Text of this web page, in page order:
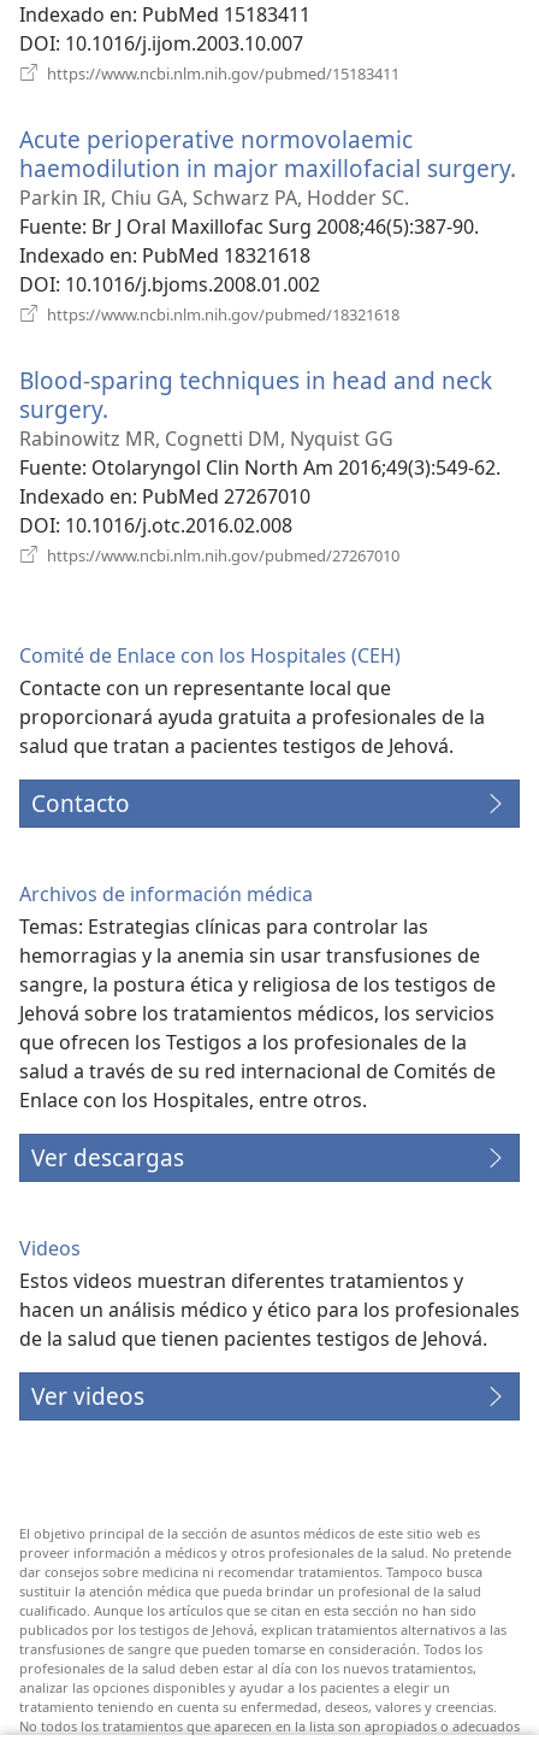
Indexado en‎: PubMed 15183411
DOI‎: 10.1016/j.ijom.2003.10.007
https://www.ncbi.nlm.nih.gov/pubmed/15183411
ventana)
Acute perioperative normovolaemic
haemodilution in major maxillofacial surgery.
Parkin IR, Chiu GA, Schwarz PA, Hodder SC.
Fuente‎: Br J Oral Maxillofac Surg 2008;46(5):387-90.
Indexado en‎: PubMed 18321618
DOI‎: 10.1016/j.bjoms.2008.01.002
https://www.ncbi.nlm.nih.gov/pubmed/18321618
ventana)
Blood-sparing techniques in head and neck
surgery.
una
nueva
ventana)
Rabinowitz MR, Cognetti DM, Nyquist GG
Fuente‎: Otolaryngol Clin North Am 2016;49(3):549-62.
Indexado en‎: PubMed 27267010
DOI‎: 10.1016/j.otc.2016.02.008
https://www.ncbi.nlm.nih.gov/pubmed/27267010
Comité de Enlace con los Hospitales (CEH)
Contacte con un representante local que
proporcionará ayuda gratuita a profesionales de la
salud que tratan a pacientes testigos de Jehová.
Contacto
Archivos de información médica
Temas: Estrategias clínicas para controlar las
hemorragias y la anemia sin usar transfusiones de
sangre, la postura ética y religiosa de los testigos de
Jehová sobre los tratamientos médicos, los servicios
que ofrecen los Testigos a los profesionales de la
salud a través de su red internacional de Comités de
Enlace con los Hospitales, entre otros.
Ver descargas
Videos
Estos videos muestran diferentes tratamientos y
hacen un análisis médico y ético para los profesionales
de la salud que tienen pacientes testigos de Jehová.
Ver videos
El objetivo principal de la sección de asuntos médicos de este sitio web es
proveer información a médicos y otros profesionales de la salud. No pretende
dar consejos sobre medicina ni recomendar tratamientos. Tampoco busca
sustituir la atención médica que pueda brindar un profesional de la salud
cualificado. Aunque los artículos que se citan en esta sección no han sido
publicados por los testigos de Jehová, explican tratamientos alternativos a las
transfusiones de sangre que pueden tomarse en consideración. Todos los
profesionales de la salud deben estar al día con los nuevos tratamientos,
analizar las opciones disponibles y ayudar a los pacientes a elegir un
tratamiento teniendo en cuenta su enfermedad, deseos, valores y creencias.
No todos los tratamientos que aparecen en la lista son apropiados o adecuados